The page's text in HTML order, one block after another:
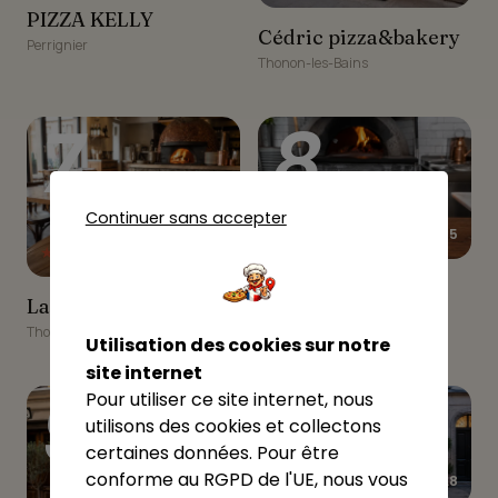
PIZZA KELLY
PIZZA KELLY
Perrignier
Cédric pizza&bakery
Cédric pizza&bakery
Thonon-les-Bains
La Pizza Lé La
7
★★★★★
La Pizza Lé La
Thonon-les-Bains
Pinsa & Pasta
8
5
Pinsa & Pasta
9 10
★★★★★ 4.8
Continuer sans accepter
Utilisation des cookies sur notre
site internet
Pour utiliser ce site internet, nous
utilisons des cookies et collectons
certaines données. Pour être
conforme au RGPD de l'UE, nous vous